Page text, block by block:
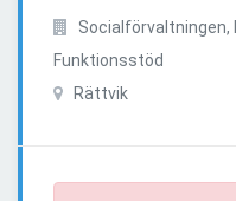
Socialförvaltningen,
Funktionsstöd
Rättvik